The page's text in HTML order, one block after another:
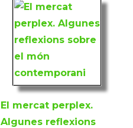
El mercat perplex.
Algunes reflexions